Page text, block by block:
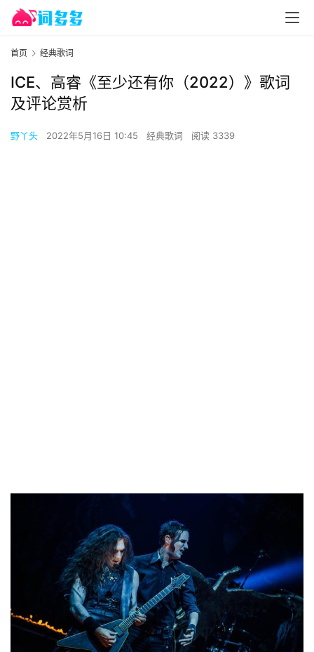
首页 经典歌词
ICE、高睿《至少还有你（2022）》歌词
及评论赏析
野丫头 2022年5月16日 10:45 经典歌词 阅读 3339